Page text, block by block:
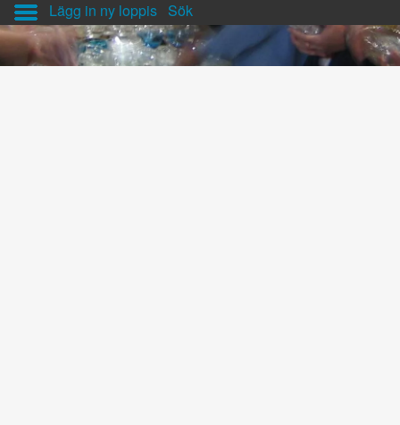
Lägg in ny loppis Sök